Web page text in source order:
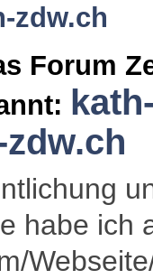
zdw.ch
Forum
habe ich